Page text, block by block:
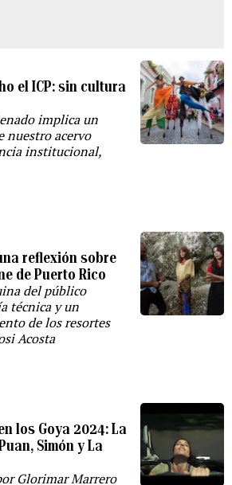
el ICP: sin cultura
implica un
nuestro acervo
institucional,
reflexión sobre
de Puerto Rico
del público
técnica y un
de los resortes
Acosta
los Goya 2024: La
Simón y La
Glorimar Marrero